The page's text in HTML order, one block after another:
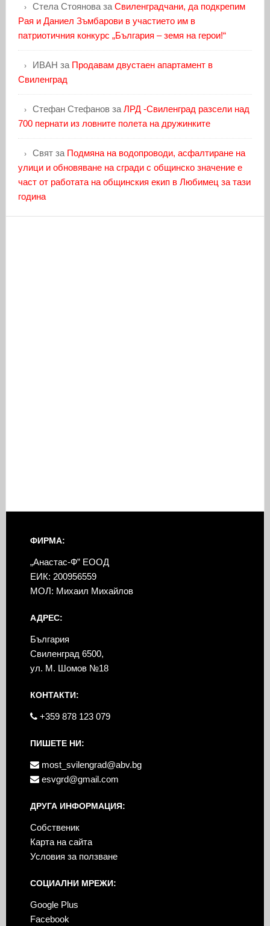
Стела Стояноваза Свиленградчани, да подкрепим
Рая и Даниел Зъмбарови в участието им в
патриотичния конкурс „България – земя на герои!“
ИВАН за Продавам двустаен апартамент в
Свиленград
Стефан Стефановза ЛРД -Свиленград разсели над
700 пернати из ловните полета на дружинките
Святза Подмяна на водопроводи, асфалтиране на
улици и обновяване на сгради с общинско значение е
част от работата на общинския екип в Любимец за тази
година
ФИРМА:
„Анастас-Ф” ЕООД
ЕИК: 200956559
МОЛ: Михаил Михайлов
АДРЕС:
България
Свиленград 6500,
ул. М. Шомов №18
КОНТАКТИ:
+359 878 123 079
ПИШЕТЕ НИ:
most_svilengrad@abv.bg
esvgrd@gmail.com
ДРУГА ИНФОРМАЦИЯ:
Собственик
Карта на сайта
Условия за ползване
СОЦИАЛНИ МРЕЖИ:
Google Plus
Facebook